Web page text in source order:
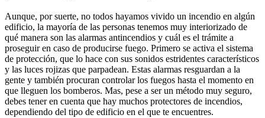
Aunque, por suerte, no todos hayamos vivido un incendio en algún
edificio, la mayoría de las personas tenemos muy interiorizado de
qué manera son las alarmas antincendios y cuál es el trámite a
proseguir en caso de producirse fuego. Primero se activa el sistema
de protección, que lo hace con sus sonidos estridentes característicos
y las luces rojizas que parpadean. Estas alarmas resguardan a la
gente y también procuran controlar los fuegos hasta el momento en
que lleguen los bomberos. Mas, pese a ser un método muy seguro,
debes tener en cuenta que hay muchos protectores de incendios,
dependiendo del tipo de edificio en el que te encuentres.